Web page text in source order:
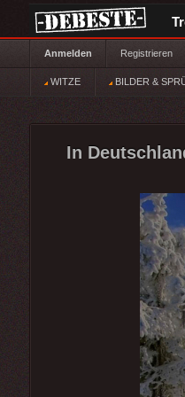
Anmelden Registrieren
WITZE BILDER &
In